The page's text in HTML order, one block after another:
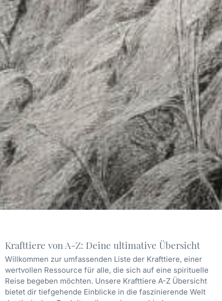
Krafttiere von A-Z: Deine ultimative Übersicht
Willkommen zur umfassenden Liste der Krafttiere, einer
wertvollen Ressource für alle, die sich auf eine spirituelle
Reise begeben möchten. Unsere Krafttiere A-Z Übersicht
bietet dir tiefgehende Einblicke in die faszinierende Welt